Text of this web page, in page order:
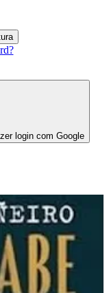
login com Google